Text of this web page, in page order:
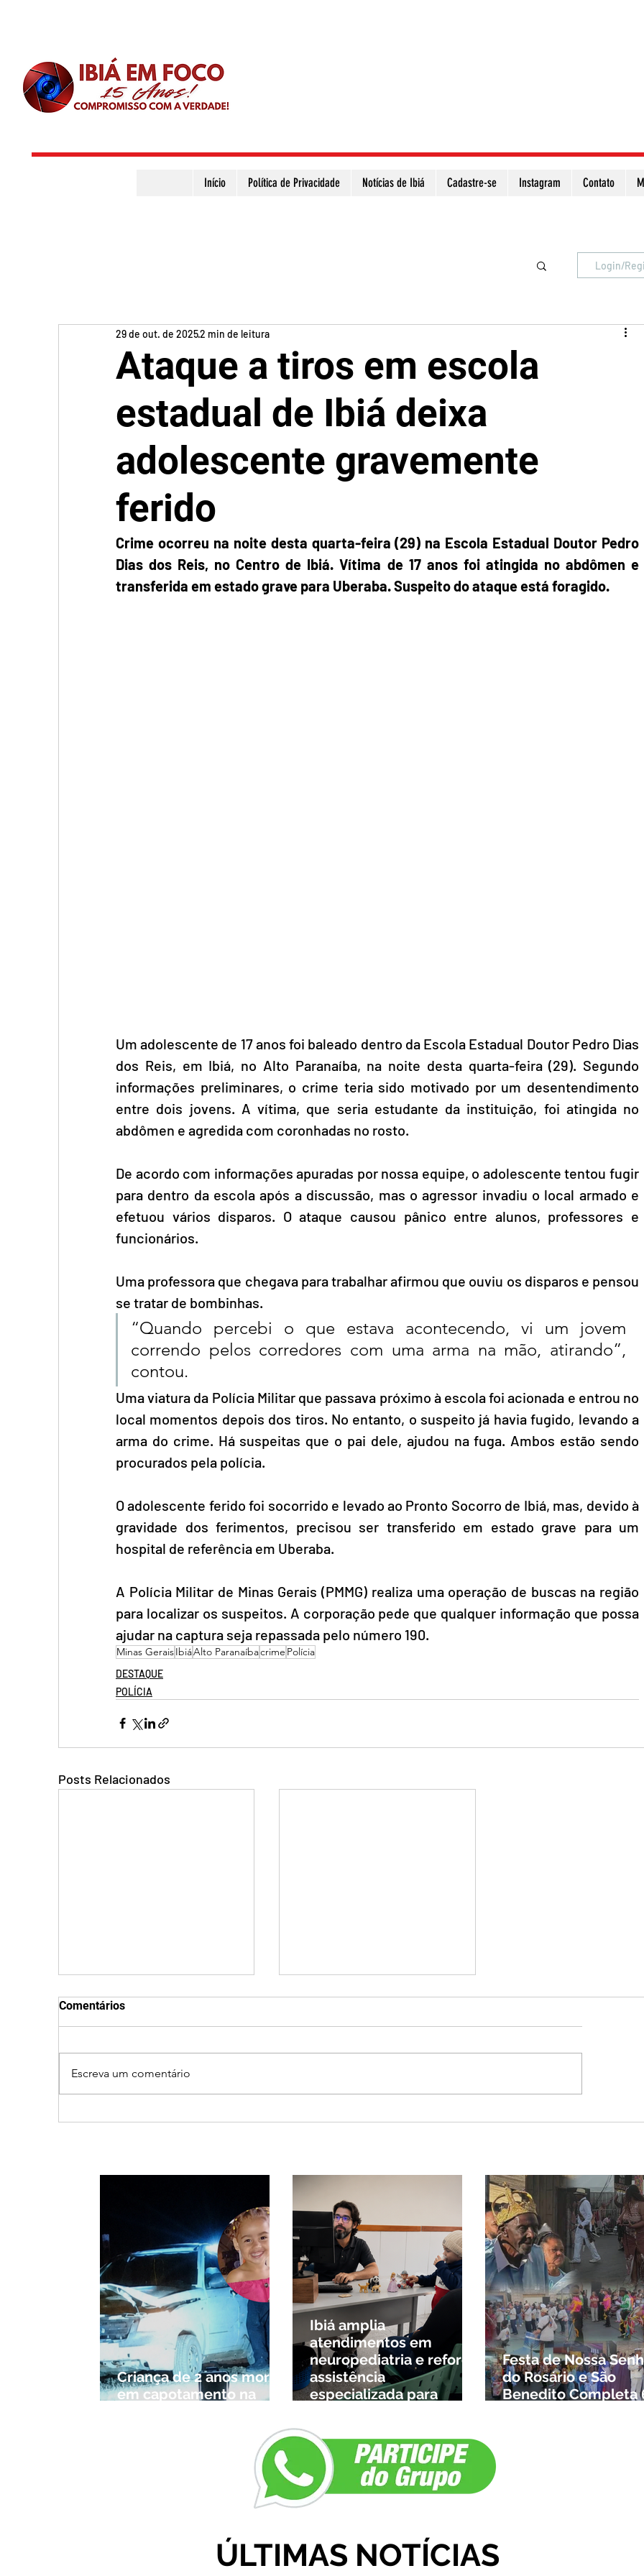
Início Política de Privacidade Notícias de Ibiá Cadastre-se Instagram Contato
Login/
Ataque a tiros em escola
estadual de Ibiá deixa
adolescente gravemente
ferido
29 de out. de 20252 min de leitura
Crime ocorreu na noite desta quarta-feira (29) na Escola Estadual Doutor Pedro
Dias dos Reis, no Centro de Ibiá. Vítima de 17 anos foi atingida no abdômen e
transferida em estado grave para Uberaba. Suspeito do ataque está foragido.
Um adolescente de 17 anos foi baleado dentro da Escola Estadual Doutor Pedro Dias
dos Reis, em Ibiá, no Alto Paranaíba, na noite desta quarta-feira (29). Segundo
informações preliminares, o crime teria sido motivado por um desentendimento
entre dois jovens. A vítima, que seria estudante da instituição, foi atingida no
abdômen e agredida com coronhadas no rosto.
De acordo com informações apuradas por nossa equipe, o adolescente tentou fugir
para dentro da escola após a discussão, mas o agressor invadiu o local armado e
efetuou vários disparos. O ataque causou pânico entre alunos, professores e
funcionários.
Uma professora que chegava para trabalhar afirmou que ouviu os disparos e pensou
se tratar de bombinhas.
“Quando percebi o que estava acontecendo, vi um jovem
correndo pelos corredores com uma arma na mão, atirando”,
contou.
Uma viatura da Polícia Militar que passava próximo à escola foi acionada e entrou no
local momentos depois dos tiros. No entanto, o suspeito já havia fugido, levando a
arma do crime. Há suspeitas que o pai dele, ajudou na fuga. Ambos estão sendo
procurados pela polícia.
O adolescente ferido foi socorrido e levado ao Pronto Socorro de Ibiá, mas, devido à
gravidade dos ferimentos, precisou ser transferido em estado grave para um
hospital de referência em Uberaba.
A Polícia Militar de Minas Gerais (PMMG) realiza uma operação de buscas na região
para localizar os suspeitos. A corporação pede que qualquer informação que possa
ajudar na captura seja repassada pelo número 190.
Minas GeraisIbiáAlto Paranaíbacrime Polícia
DESTAQUE
POLÍCIA
Posts Relacionados
provocar rajadas de vento
Quinca Mariano muda
Comentários
Escreva um comentário
Criança de 2 anos morre
em capotamento na
Ibiá amplia
atendimentos em
neuropediatria e reforça
assistência
especializada para
região
Festa de Nossa
do Rosário e São
Benedito Completa
ÚLTIMAS NOTÍCIAS